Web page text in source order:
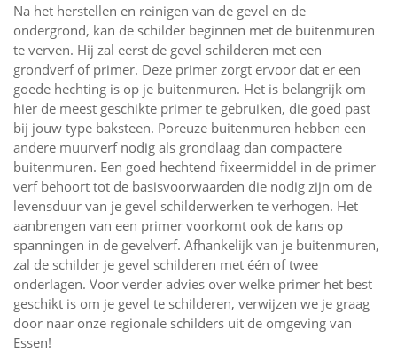
Na het herstellen en reinigen van de gevel en de
ondergrond, kan de schilder beginnen met de buitenmuren
te verven. Hij zal eerst de gevel schilderen met een
grondverf of primer. Deze primer zorgt ervoor dat er een
goede hechting is op je buitenmuren. Het is belangrijk om
hier de meest geschikte primer te gebruiken, die goed past
bij jouw type baksteen. Poreuze buitenmuren hebben een
andere muurverf nodig als grondlaag dan compactere
buitenmuren. Een goed hechtend fixeermiddel in de primer
verf behoort tot de basisvoorwaarden die nodig zijn om de
levensduur van je gevel schilderwerken te verhogen. Het
aanbrengen van een primer voorkomt ook de kans op
spanningen in de gevelverf. Afhankelijk van je buitenmuren,
zal de schilder je gevel schilderen met één of twee
onderlagen. Voor verder advies over welke primer het best
geschikt is om je gevel te schilderen, verwijzen we je graag
door naar onze regionale schilders uit de omgeving van
Essen!